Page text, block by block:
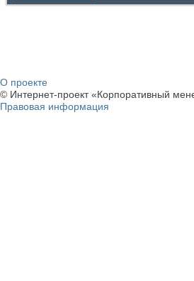
О проекте
© Интернет-проект «Корпоративный
Правовая информация